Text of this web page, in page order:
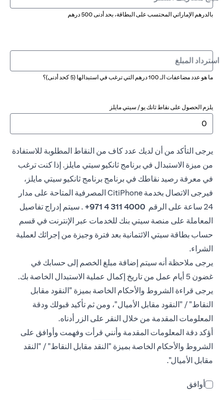
بالدرهم الإماراتي المحتسب على البطاقة، بحد أدنى 500 درهم
ما هو عدد مضاعفات الـ 100 درهم التي ترغب في استبدالها (5 كحد أدنى​)؟
استرداد المبلغ
يلزم الحصول على نقاط ثانك يو / سيتي مايلز
يرجى التأكد من أن لديك عدد كاف من النقاط المطلوبة للاستفادة
من ميزة الاستبدال في برنامج ثانكيو سيتي مايلز. إذا كنت ترغب
في معرفة رصيد نقاطك في برنامج برنامج ثانكيو سيتي مايلز،
فيرجى الاتصال بخدمة CitiPhone المصرفية المتاحة على مدار
24 ساعة على الرقم
4000 311 4 971+
. سيتم إدراج تفاصيل
المعاملة على منصة سيتي بنك للخدمات عبر الإنترنت في قسم
حساب بطاقة سيتي الائتمانية بعد فترة وجيزة من إجرائك لعملية
الشراء.
يرجى ملاحظة أنه سيتم إضافة مبلغ الخصم إلى حسابك في
غضون 5 أيام عمل من تاريخ إكمال عملية الاستبدال الخاصة بك.
يرجى قراءة الشروط والأحكام الخاصة بميزة "النقود مقابل
النقاط" / "النقود مقابل الأميال"، ومن ثم تأكيد قبولك ودقة
المعلومات المقدمة من خلال النقر على الزر أدناه.
أؤكد دقة المعلومات المقدمة وأنني قرأت وفهمت وأوافق على
الشروط والأحكام الخاصة بميزة "النقد مقابل النقاط" / "النقد
مقابل الأميال".
أوافق